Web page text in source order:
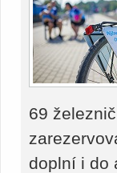
69
doplní i do